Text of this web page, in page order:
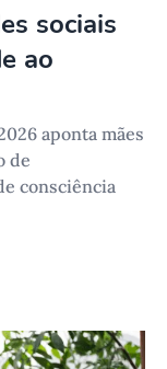
sociais
ao
aponta mães
de
consciência